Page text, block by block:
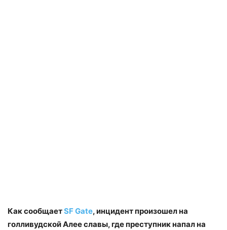
Как сообщаетSF Gate, инцидент произошел на
голливудской Алее славы, где преступник напал на